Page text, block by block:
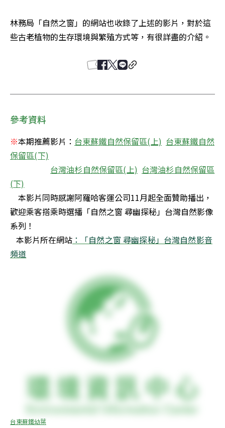
林務局「自然之窗」的網站也收錄了上述的影片，對於這
些古老植物的生存環境與繁殖方式等，有很詳盡的介紹。
參考資料
※本期推薦影片： 台東蘇鐵自然保留區(上) 台東蘇鐵自然
保留區(下)
台灣油杉自然保留區(上) 台灣油杉自然保留區
本影片同時感謝阿羅哈客運公司11月起全面贊助播出，
歡迎乘客搭乘時選播「自然之窗 尋幽探秘」台灣自然影像
系列！
本影片所在網站 ：「自然之窗 尋幽探秘」台灣自然影音
頻道
台東蘇鐵幼葉